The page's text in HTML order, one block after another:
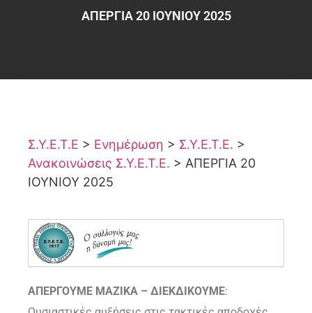
ΑΠΕΡΓΙΑ 20 ΙΟΥΝΙΟΥ 2025
Σ.Υ.Ε.Τ.Ε > Ενημέρωση > Σ.Υ.Ε.Τ.Ε. >
Ανακοινώσεις Σ.Υ.Ε.Τ.Ε. > ΑΠΕΡΓΙΑ 20
ΙΟΥΝΙΟΥ 2025
ΑΠΕΡΓΟΥΜΕ ΜΑΖΙΚΑ – ΔΙΕΚΔΙΚΟΥΜΕ: